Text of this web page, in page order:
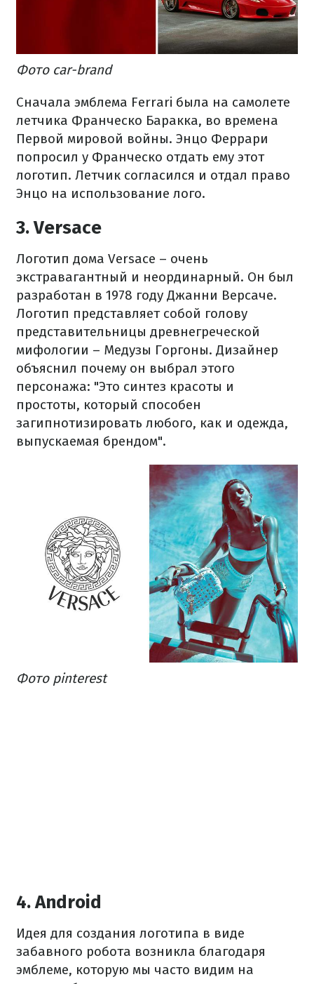
Фото car-brand
Сначала эмблема Ferrari была на самолете
летчика Франческо Баракка, во времена
Первой мировой войны. Энцо Феррари
попросил у Франческо отдать ему этот
логотип. Летчик согласился и отдал право
Энцо на использование лого.
3. Versace
Логотип дома Versace – очень
экстравагантный и неординарный. Он был
разработан в 1978 году Джанни Версаче.
Логотип представляет собой голову
представительницы древнегреческой
мифологии – Медузы Горгоны. Дизайнер
объяснил почему он выбрал этого
персонажа: "Это синтез красоты и
простоты, который способен
загипнотизировать любого, как и одежда,
выпускаемая брендом".
Фото pinterest
4. Android
Идея для создания логотипа в виде
забавного робота возникла благодаря
эмблеме, которую мы часто видим на